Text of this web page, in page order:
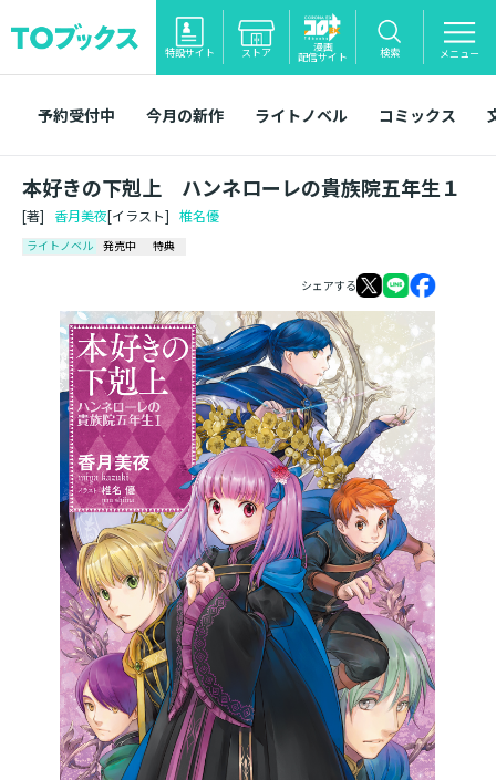
特設サイト ストア 漫画
配信サイト 検索 メニュー
予約受付中 今月の新作 ライトノベル コミックス
本好きの下剋上 ハンネローレの貴族院五年生１
[著] 香月美夜[イラスト] 椎名優
ライトノベル 発売中 特典
シェアする